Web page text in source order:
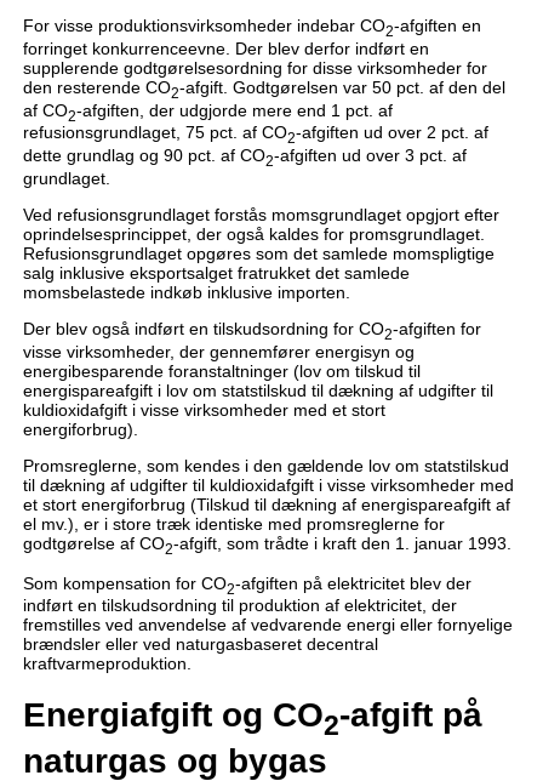
For visse produktionsvirksomheder indebar CO2-afgiften en
forringet konkurrenceevne. Der blev derfor indført en
supplerende godtgørelsesordning for disse virksomheder for
den resterende CO2-afgift. Godtgørelsen var 50 pct. af den del
af CO2-afgiften, der udgjorde mere end 1 pct. af
refusionsgrundlaget, 75 pct. af CO2-afgiften ud over 2 pct. af
dette grundlag og 90 pct. af CO2-afgiften ud over 3 pct. af
grundlaget.
Ved refusionsgrundlaget forstås momsgrundlaget opgjort efter
oprindelsesprincippet, der også kaldes for promsgrundlaget.
Refusionsgrundlaget opgøres som det samlede momspligtige
salg inklusive eksportsalget fratrukket det samlede
momsbelastede indkøb inklusive importen.
Der blev også indført en tilskudsordning for CO2-afgiften for
visse virksomheder, der gennemfører energisyn og
energibesparende foranstaltninger (lov om tilskud til
energispareafgift i lov om statstilskud til dækning af udgifter til
kuldioxidafgift i visse virksomheder med et stort
energiforbrug).
Promsreglerne, som kendes i den gældende lov om statstilskud
til dækning af udgifter til kuldioxidafgift i visse virksomheder med
et stort energiforbrug (Tilskud til dækning af energispareafgift af
el mv.), er i store træk identiske med promsreglerne for
godtgørelse af CO2-afgift, som trådte i kraft den 1. januar 1993.
Som kompensation for CO2-afgiften på elektricitet blev der
indført en tilskudsordning til produktion af elektricitet, der
fremstilles ved anvendelse af vedvarende energi eller fornyelige
brændsler eller ved naturgasbaseret decentral
kraftvarmeproduktion.
Energiafgift og CO2-afgift på
naturgas og bygas